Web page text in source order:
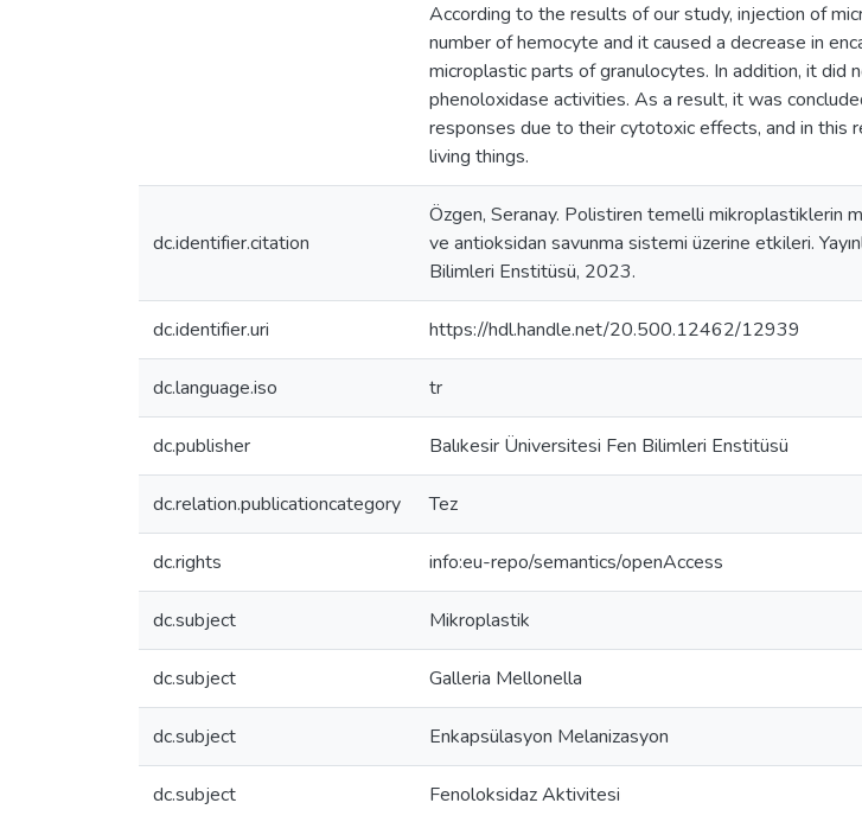
According to the results of our study, injection of
number of hemocyte and it caused a decrease in
microplastic parts of granulocytes. In addition, it did
phenoloxidase activities. As a result, it was
responses due to their cytotoxic effects, and in
living things.
dc.identifier.citation
Özgen, Seranay. Polistiren temelli mikroplastiklerin
ve antioksidan savunma sistemi üzerine etkileri.
Bilimleri Enstitüsü, 2023.
dc.identifier.uri https://hdl.handle.net/20.500.12462/12939
dc.language.iso tr
dc.publisher Balıkesir Üniversitesi Fen Bilimleri Enstitüsü
dc.relation.publicationcategory Tez
dc.rights info:eu-repo/semantics/openAccess
dc.subject Mikroplastik
dc.subject Galleria Mellonella
dc.subject Enkapsülasyon Melanizasyon
dc.subject Fenoloksidaz Aktivitesi